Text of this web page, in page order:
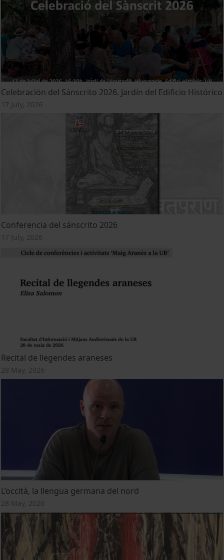
Celebración del Sánscrito 2026. Jardín del Edificio Histórico
17 July, 2026
Conferencia del sánscrito 2026
17 July, 2026
Recital de llegendes araneses
28 May, 2026
L’occità, la llengua germana del nord
28 May, 2026